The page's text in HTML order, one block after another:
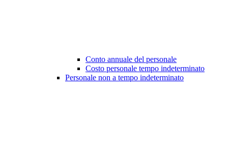
Conto annuale del personale
Costo personale tempo indeterminato
Personale non a tempo indeterminato